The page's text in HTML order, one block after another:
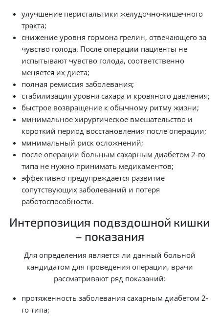
улучшение перистальтики желудочно-кишечного
тракта;
снижение уровня гормона грелин, отвечающего за
чувство голода. После операции пациенты не
испытывают чувство голода, соответственно
меняется их диета;
полная ремиссия заболевания;
стабилизация уровня сахара и кровяного давления;
быстрое возвращение к обычному ритму жизни;
минимальное хирургическое вмешательство и
короткий период восстановления после операции;
минимальный риск осложнений;
после операции больным сахарным диабетом 2-го
типа не нужно принимать медикаментов;
эффективно предупреждается развитие
сопутствующих заболеваний и потеря
работоспособности.
Интерпозиция подвздошной кишки
– показания
Для определения является ли данный больной
кандидатом для проведения операции, врачи
рассматривают ряд показаний:
протяженность заболевания сахарным диабетом 2-
го типа;